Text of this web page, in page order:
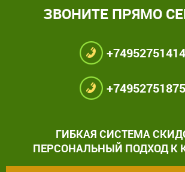
ЗВОНИТЕ ПРЯМО
+74952751414
+74952751875
ГИБКАЯ СИСТЕМА
ПЕРСОНАЛЬНЫЙ ПОДХОД К